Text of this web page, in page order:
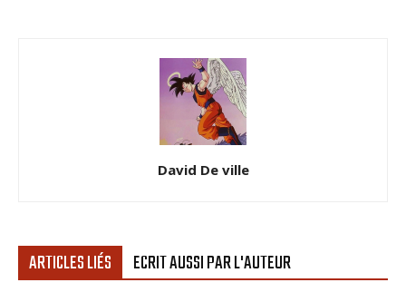
David De ville
ARTICLES LIÉS ECRIT AUSSI PAR L'AUTEUR